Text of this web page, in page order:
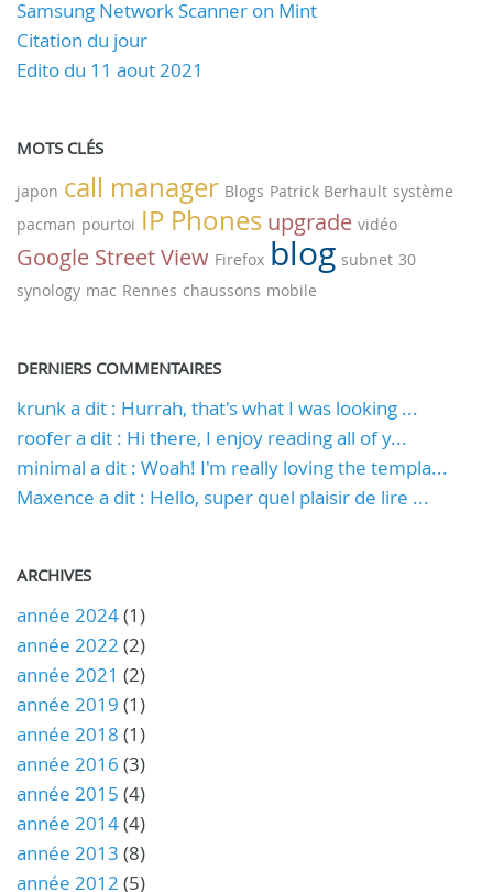
Samsung Network Scanner on Mint
Citation du jour
Edito du 11 aout 2021
MOTS CLÉS
japon call manager Blogs Patrick Berhault système
pacman pourtoi IP Phones upgrade vidéo
Google Street View Firefox blog subnet 30
synology mac Rennes chaussons mobile
DERNIERS COMMENTAIRES
krunk a dit : Hurrah, that's what I was looking ...
roofer a dit : Hi there, I enjoy reading all of y...
minimal a dit : Woah! I'm really loving the templa...
Maxence a dit : Hello, super quel plaisir de lire ...
ARCHIVES
année 2024(1)
année 2022 (2)
année 2021 (2)
année 2019 (1)
année 2018 (1)
année 2016 (3)
année 2015 (4)
année 2014(4)
année 2013 (8)
année 2012 (5)